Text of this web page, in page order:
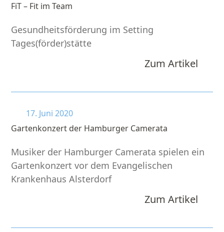
FiT – Fit im Team
Gesundheitsförderung im Setting
Tages(förder)stätte
Zum Artikel
17. Juni 2020
Gartenkonzert der Hamburger Camerata
Musiker der Hamburger Camerata spielen ein
Gartenkonzert vor dem Evangelischen
Krankenhaus Alsterdorf
Zum Artikel